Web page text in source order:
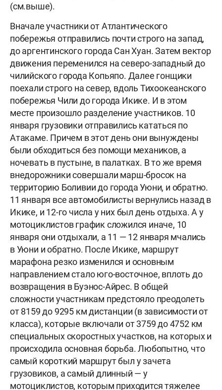
(см.выше).
Вначале участники от Атлантического
побережья отправились почти строго на запад,
до аргентинского города Сан Хуан. Затем вектор
движения переменился на северо-западный до
чилийского города Копьяпо. Далее гонщики
поехали строго на север, вдоль Тихоокеанского
побережья Чили до города Икике. И в этом
месте произошло разделение участников. 10
января грузовики отправились кататься по
Атакаме. Причем в этот день они вынуждены
были обходиться без помощи механиков, а
ночевать в пустыне, в палатках. В то же время
внедорожники совершали марш-бросок на
территорию Боливии до города Уюни, и обратно.
11 января все автомобилисты вернулись назад в
Икике, и 12-го числа у них был день отдыха. А у
мотоциклистов график сложился иначе, 10
января они отдыхали, а 11 — 12 января мчались
в Уюни и обратно. После Икике, маршрут
марафона резко изменился и основным
направлением стало юго-восточное, вплоть до
возвращения в Буэнос-Айрес. В общей
сложности участникам предстояло преодолеть
от 8159 до 9295 км дистанции (в зависимости от
класса), которые включали от 3759 до 4752 км
специальных скоростных участков, на которых и
происходила основная борьба. Любопытно, что
самый короткий маршрут был у зачета
грузовиков, а самый длинный — у
мотоциклистов, которым приходится тяжелее